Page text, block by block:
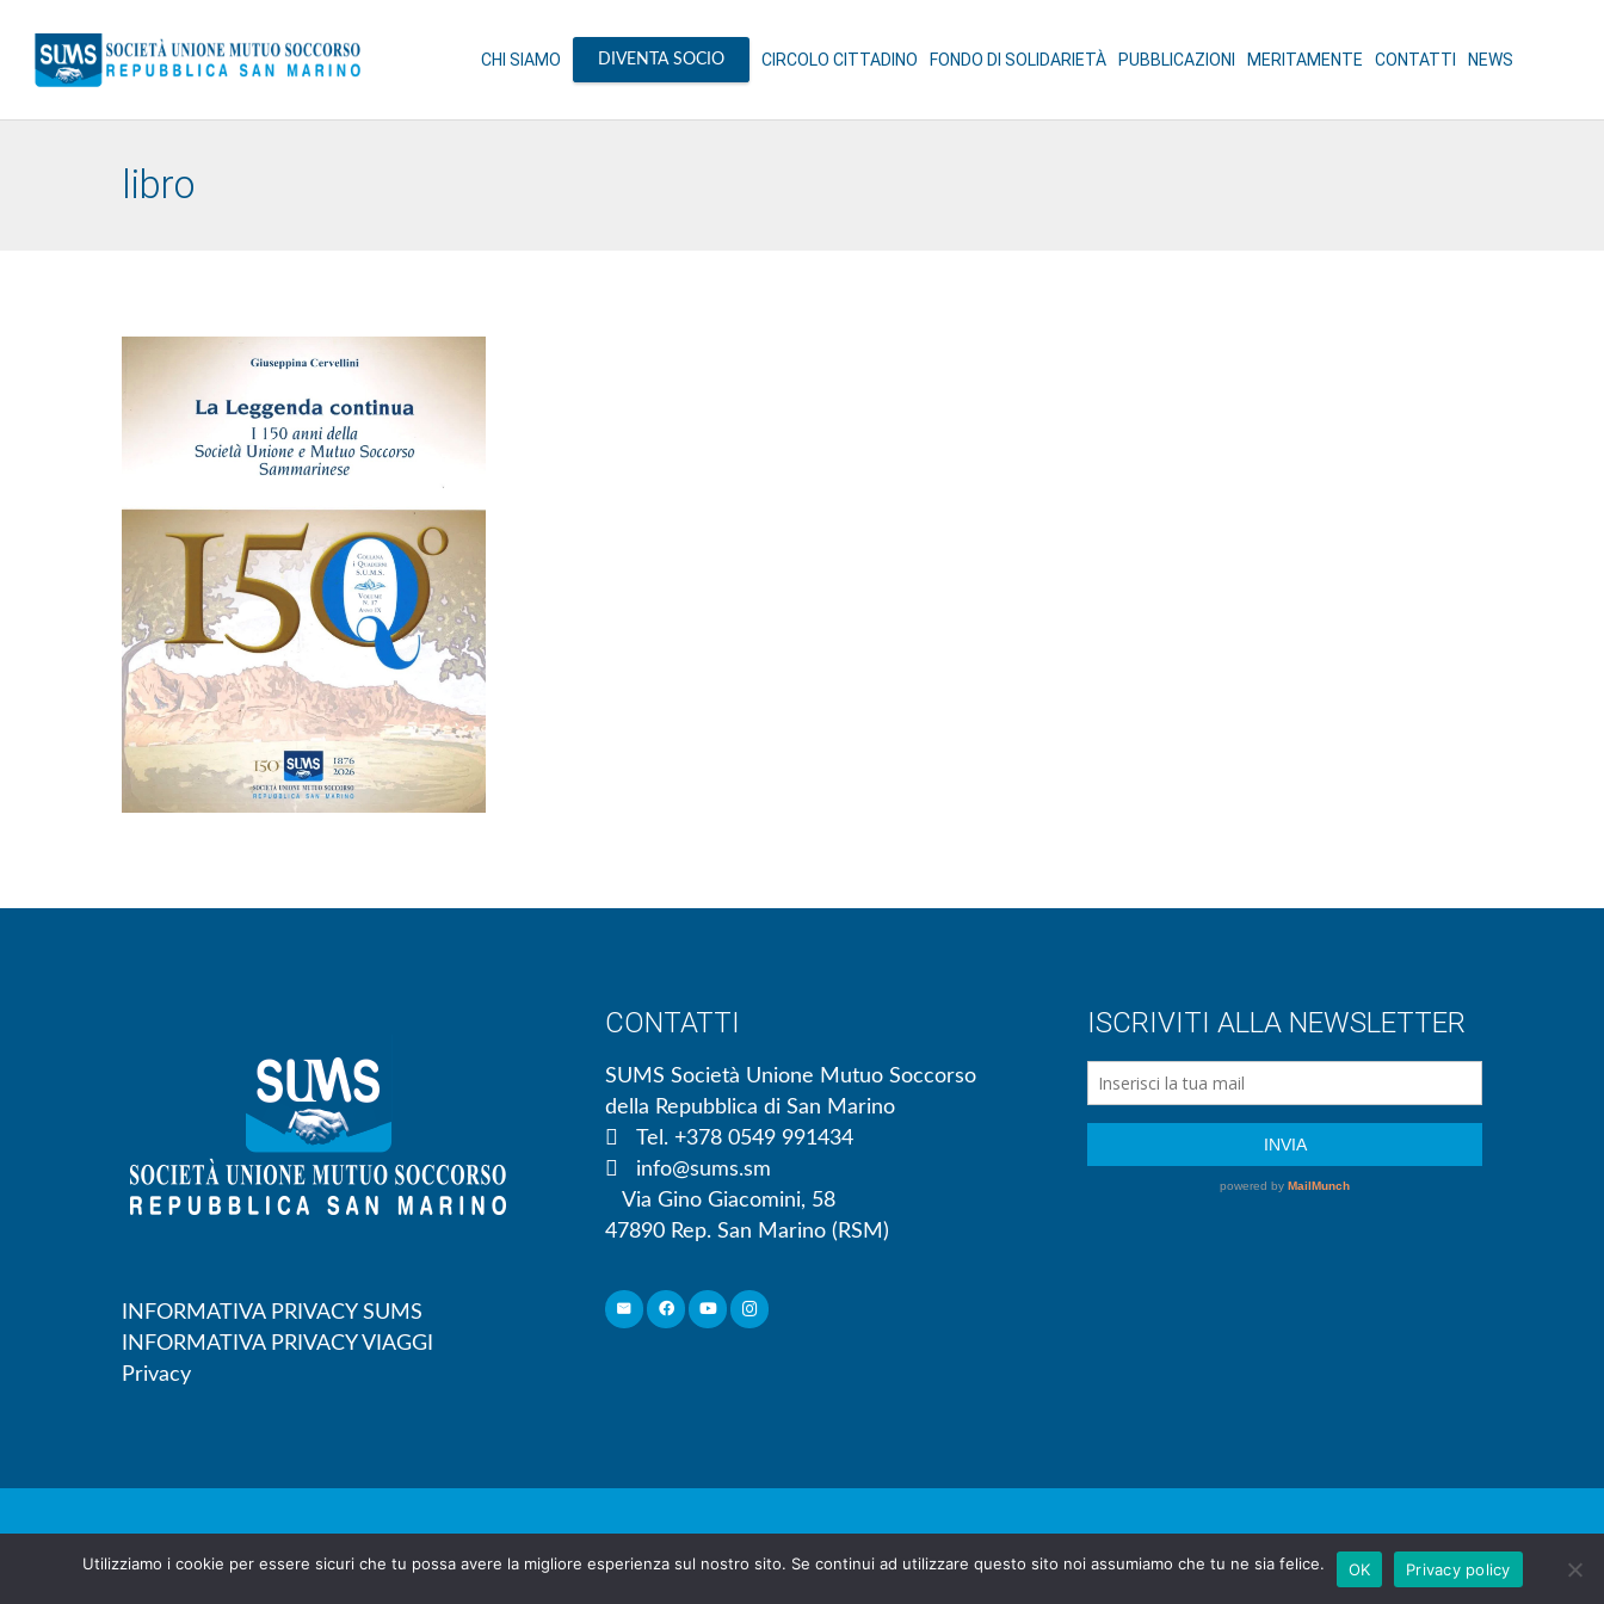
CHI SIAMO DIVENTA SOCIO CIRCOLO CITTADINO FONDO DI SOLIDARIETÀ PUBBLICAZIONI MERITAMENTE CONTATTI NEWS
libro
INFORMATIVA PRIVACY SUMS
INFORMATIVA PRIVACY VIAGGI
Privacy
CONTATTI
SUMS Società Unione Mutuo Soccorso
della Repubblica di San Marino
Tel. +378 0549 991434
info@sums.sm
Via Gino Giacomini, 58
47890 Rep. San Marino (RSM)
ISCRIVITI ALLA NEWSLETTER
Società Unione Mutuo Soccorso Repubblica di San Marino | Via Gino Giacomini 58 – 47890 San Marino | COE SM2640
Utilizziamo i cookie per essere sicuri che tu possa avere la migliore esperienza sul nostro sito. Se continui ad utilizzare questo sito noi assumiamo che tu ne sia felice. OK Privacy policy